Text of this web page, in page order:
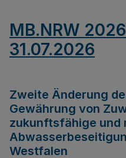
MB.NRW
31.07.2026
Zweite Änderung
Gewährung von
zukunftsfähige und
Westfalen